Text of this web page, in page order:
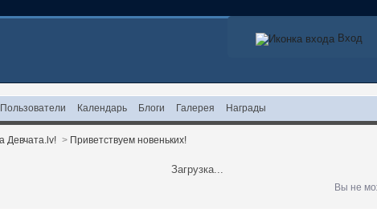
Вход
Пользователи Календарь Блоги Галерея Награды
Девчата.lv! > Приветствуем новеньких!
Загрузка...
Вы не